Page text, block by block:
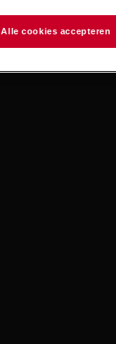
Alle cookies accepteren